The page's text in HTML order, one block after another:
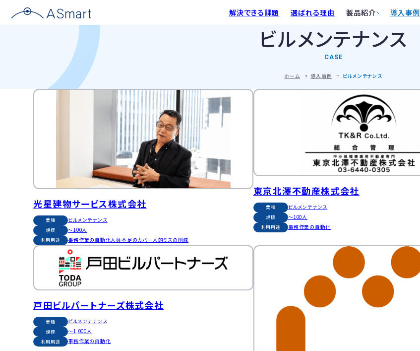
解決できる課題 選ばれる理由 製品紹介
機能と仕様
対応メーターと設置環境
導入事例
ビルメンテナンス
CASE
ホーム 導入事例 ビルメンテナンス
光星建物サービス株式会社
業種
ビルメンテナンス
規模
〜100人
利用用途
事務作業の自動化人員不足のカバー人的ミスの削減
東京北澤不動産株式会社
業種
ビルメンテナンス
規模
〜100人
利用用途
事務作業の自動化
戸田ビルパートナーズ株式会社
業種
ビルメンテナンス
規模
～1,000人
利用用途
事務作業の自動化